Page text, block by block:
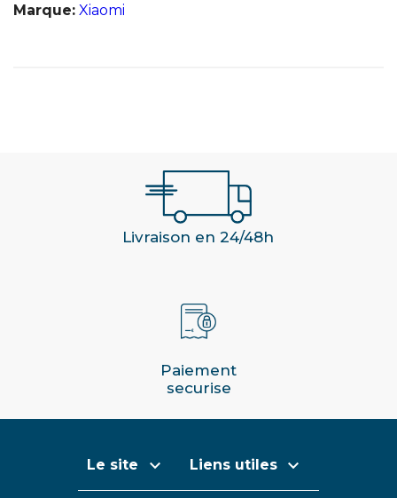
Marque: Xiaomi
Livraison en 24/48h
Paiement
securise
Le site  Liens utiles 